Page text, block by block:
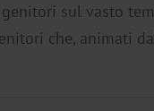
sul vasto
che, animati